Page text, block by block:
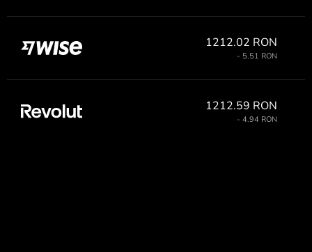
1212.02 RON
- 5.51 RON
1212.59 RON
- 4.94 RON